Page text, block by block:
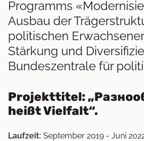
Programms
Ausbau der
politischen
Stärkung und
Bundeszentrale für
Projekttitel:
heißt Vielfalt“.
Laufzeit: September 2019 - Juni